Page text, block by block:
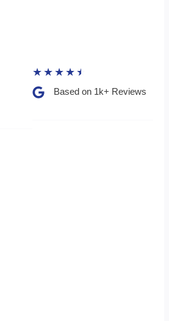
★ ★ ★ ★ ★
Based on 1k+ Reviews​